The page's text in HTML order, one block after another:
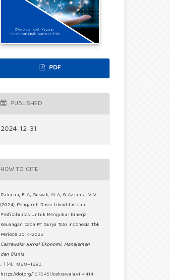
PDF
PUBLISHED
2024-12-31
HOW TO CITE
Rahman, F. A., Sifwah, M. A., & Azzahra, V. V.
(2024). Pengaruh Rasio Likuiditas dan
Profitabilitas Untuk Mengukur Kinerja
Keuangan pada PT Surya Toto Indonesia Tbk
Periode 2014-2023.
Cakrawala: Jurnal Ekonomi, Manajemen
dan Bisnis
, 1 (4), 1888–1893.
https://doi.org/10.70451/cakrawala.v1i4.414